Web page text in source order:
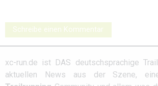
Schreibe einen Kommentar
xc-run.de ist DAS deutschsprachige
aktuellen News aus der Szene,